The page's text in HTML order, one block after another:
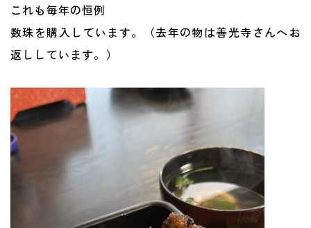
これも毎年の恒例
数珠を購入しています。（去年の物は善光寺さんへお
返ししています。）